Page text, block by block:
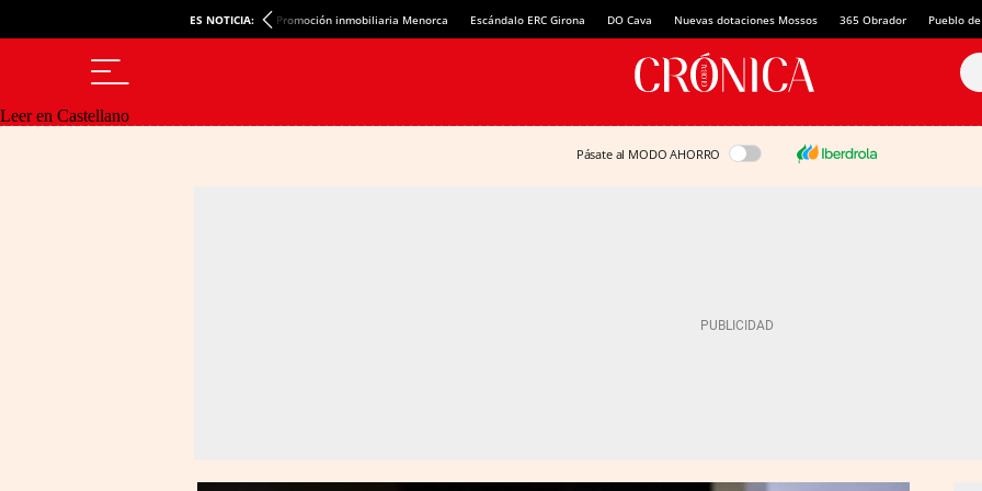
ES NOTICIA: Promoción inmobiliaria Menorca Escándalo ERC Girona DO Cava Nuevas dotaciones Mossos 365 Obrador Pueblo
Leer en Castellano
Pásate al MODO AHORRO